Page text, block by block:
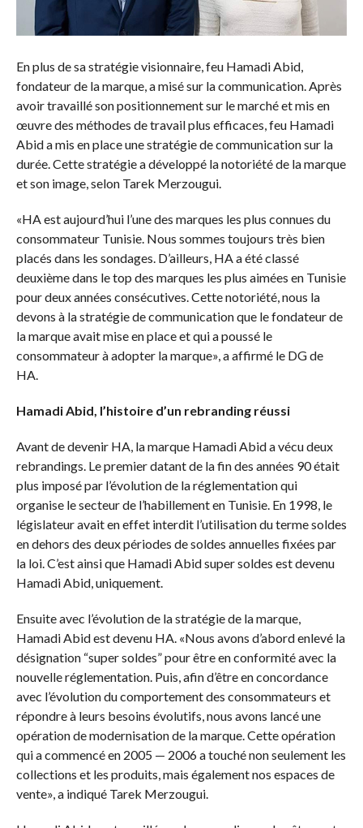
En plus de sa stratégie visionnaire, feu Hamadi Abid,
fondateur de la marque, a misé sur la communication. Après
avoir travaillé son positionnement sur le marché et mis en
œuvre des méthodes de travail plus efficaces, feu Hamadi
Abid a mis en place une stratégie de communication sur la
durée. Cette stratégie a développé la notoriété de la marque
et son image, selon Tarek Merzougui.
«HA est aujourd’hui l’une des marques les plus connues du
consommateur Tunisie. Nous sommes toujours très bien
placés dans les sondages. D’ailleurs, HA a été classé
deuxième dans le top des marques les plus aimées en Tunisie
pour deux années consécutives. Cette notoriété, nous la
devons à la stratégie de communication que le fondateur de
la marque avait mise en place et qui a poussé le
consommateur à adopter la marque», a affirmé le DG de
HA.
Hamadi Abid, l’histoire d’un rebranding réussi
Avant de devenir HA, la marque Hamadi Abid a vécu deux
rebrandings. Le premier datant de la fin des années 90 était
plus imposé par l’évolution de la réglementation qui
organise le secteur de l’habillement en Tunisie. En 1998, le
législateur avait en effet interdit l’utilisation du terme soldes
en dehors des deux périodes de soldes annuelles fixées par
la loi. C’est ainsi que Hamadi Abid super soldes est devenu
Hamadi Abid, uniquement.
Ensuite avec l’évolution de la stratégie de la marque,
Hamadi Abid est devenu HA. «Nous avons d’abord enlevé la
désignation “super soldes” pour être en conformité avec la
nouvelle réglementation. Puis, afin d’être en concordance
avec l’évolution du comportement des consommateurs et
répondre à leurs besoins évolutifs, nous avons lancé une
opération de modernisation de la marque. Cette opération
qui a commencé en 2005 — 2006 a touché non seulement les
collections et les produits, mais également nos espaces de
vente», a indiqué Tarek Merzougui.